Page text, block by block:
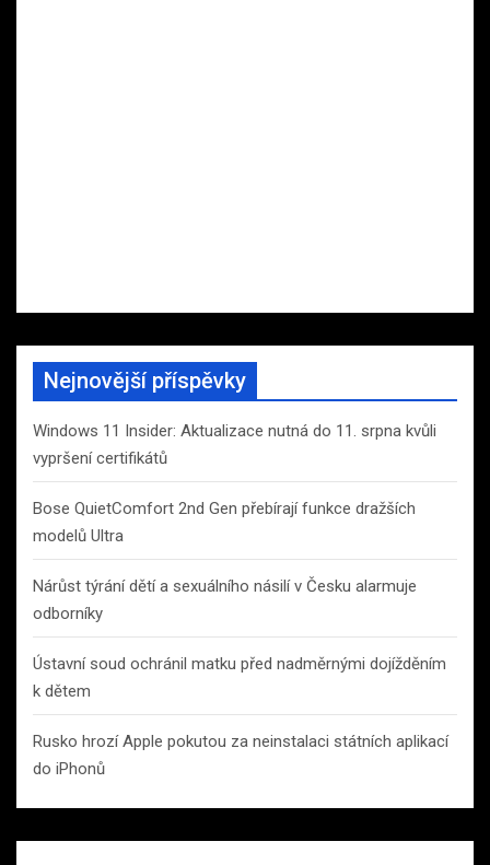
Nejnovější příspěvky
Windows 11 Insider: Aktualizace nutná do 11. srpna kvůli
vypršení certifikátů
Bose QuietComfort 2nd Gen přebírají funkce dražších
modelů Ultra
Nárůst týrání dětí a sexuálního násilí v Česku alarmuje
odborníky
Ústavní soud ochránil matku před nadměrnými dojížděním
k dětem
Rusko hrozí Apple pokutou za neinstalaci státních aplikací
do iPhonů